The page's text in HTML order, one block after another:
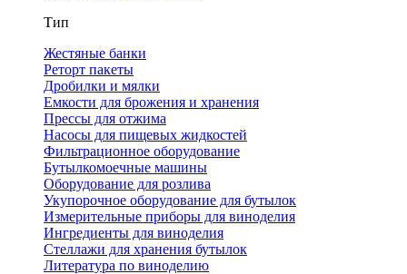
Тип
Жестяные банки
Реторт пакеты
Дробилки и мялки
Емкости для брожения и хранения
Прессы для отжима
Насосы для пищевых жидкостей
Фильтрационное оборудование
Бутылкомоечные машины
Оборудование для розлива
Укупорочное оборудование для бутылок
Измерительные приборы для виноделия
Ингредиенты для виноделия
Стеллажи для хранения бутылок
Литература по виноделию